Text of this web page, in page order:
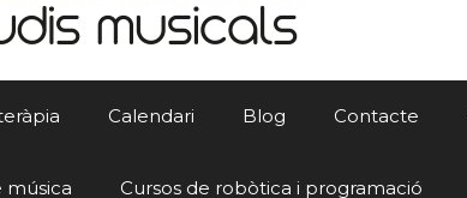
Calendari Blog Contacte
música Cursos de robòtica i programació